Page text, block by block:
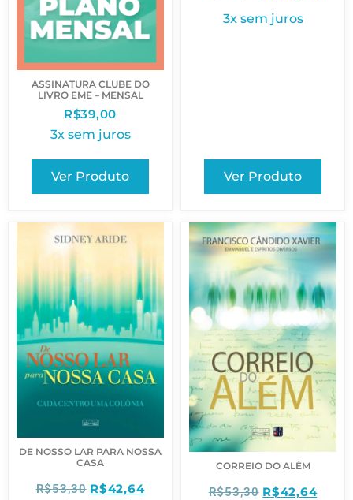
ASSINATURA CLUBE DO
LIVRO EME – MENSAL
R$39,00
3x sem juros
Ver Produto
3x sem juros
Ver Produto
DE NOSSO LAR PARA NOSSA
CASA
R$53,30 R$42,64
CORREIO DO ALÉM
R$53,30 R$42,64